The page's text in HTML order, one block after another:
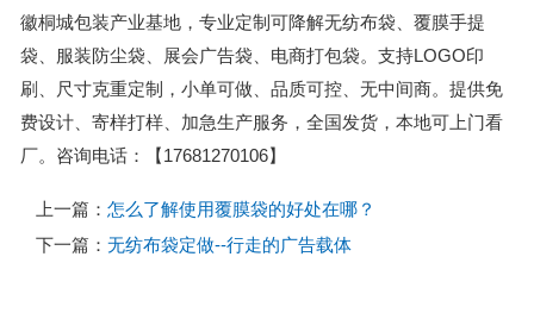
徽桐城包装产业基地，专业定制可降解无纺布袋、覆膜手提
袋、服装防尘袋、展会广告袋、电商打包袋。支持LOGO印
刷、尺寸克重定制，小单可做、品质可控、无中间商。提供免
费设计、寄样打样、加急生产服务，全国发货，本地可上门看
厂。咨询电话：【17681270106】
上一篇： 怎么了解使用覆膜袋的好处在哪？
下一篇： 无纺布袋定做--行走的广告载体